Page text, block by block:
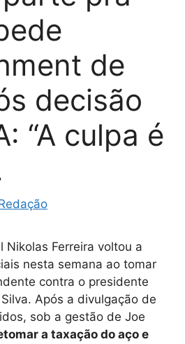
de
decisão
“A culpa é
Nikolas Ferreira voltou a
nesta semana ao tomar
contra o presidente
Após a divulgação de
sob a gestão de Joe
a taxação do aço e